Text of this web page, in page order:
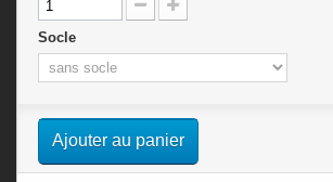
Socle
Ajouter au panier